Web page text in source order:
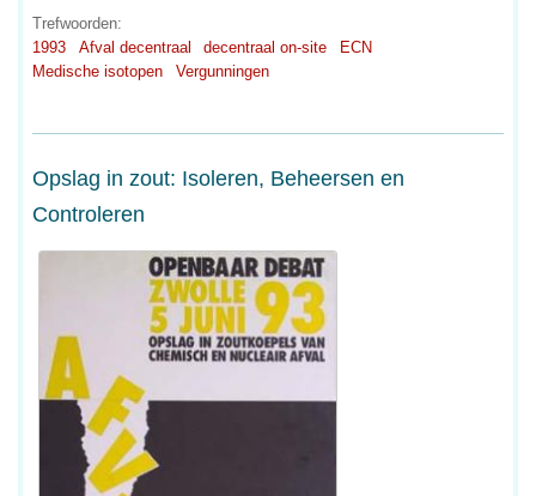
Trefwoorden:
1993
Afval decentraal decentraal on-site
ECN
Medische isotopen
Vergunningen
Opslag in zout: Isoleren, Beheersen en
Controleren